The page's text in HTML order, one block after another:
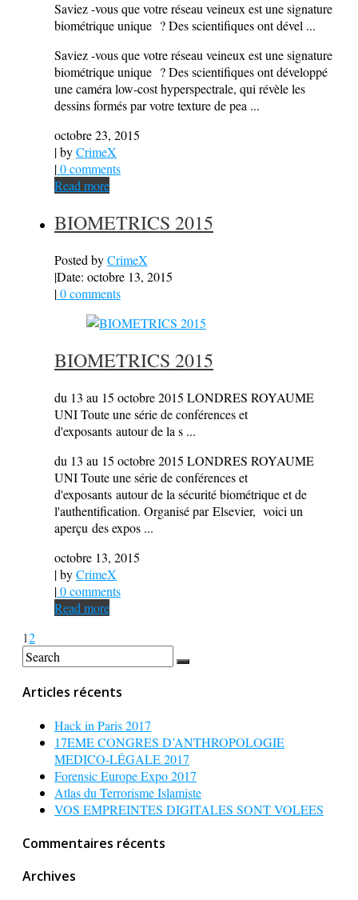
Saviez -vous que votre réseau veineux est une signature
biométrique unique ? Des scientifiques ont dével ...
Saviez -vous que votre réseau veineux est une signature
biométrique unique ? Des scientifiques ont développé
une caméra low-cost hyperspectrale, qui révèle les
dessins formés par votre texture de pea ...
octobre 23, 2015
| byCrimeX
|0 comments
Read more
BIOMETRICS 2015
Posted byCrimeX
|Date: octobre 13, 2015
|0 comments
BIOMETRICS 2015
du 13 au 15 octobre 2015 LONDRES ROYAUME
UNI Toute une série de conférences et
d'exposants autour de la s ...
du 13 au 15 octobre 2015 LONDRES ROYAUME
UNI Toute une série de conférences et
d'exposants autour de la sécurité biométrique et de
l'authentification. Organisé par Elsevier, voici un
aperçu des expos ...
octobre 13, 2015
| byCrimeX
|0 comments
Read more
12
Articles récents
Hack in Paris 2017
17EME CONGRES D’ANTHROPOLOGIE
MEDICO-LÉGALE 2017
Forensic Europe Expo 2017
Atlas du Terrorisme Islamiste
VOS EMPREINTES DIGITALES SONT VOLEES
Commentaires récents
Archives